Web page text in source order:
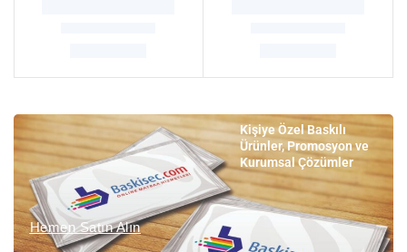
Hemen Satın Alın
Kişiye Özel Baskılı
Ürünler, Promosyon ve
Kurumsal Çözümler